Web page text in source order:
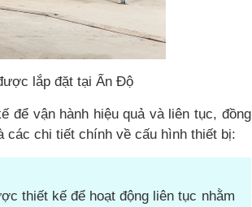
lắp đặt tại Ấn Độ
vận hành hiệu quả và liên tục, đồng
chi tiết chính về cấu hình thiết bị:
thiết kế để hoạt động liên tục nhằm